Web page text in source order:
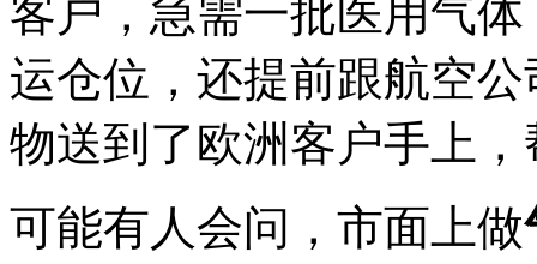
客户，急需一批医用气
运仓位，还提前跟航空
物送到了欧洲客户手上
可能有人会问，市面上做